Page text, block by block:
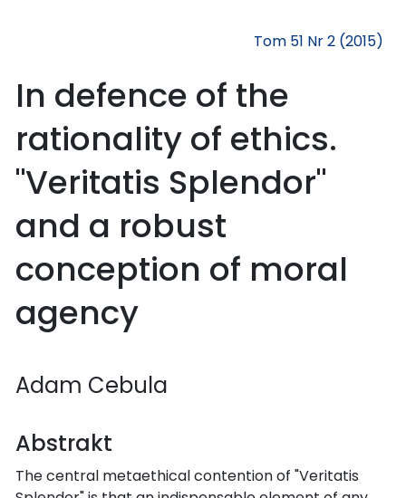
Tom 51 Nr 2 (2015)
In defence of the
rationality of ethics.
"Veritatis Splendor"
and a robust
conception of moral
agency
Adam Cebula
Abstrakt
The central metaethical contention of "Veritatis